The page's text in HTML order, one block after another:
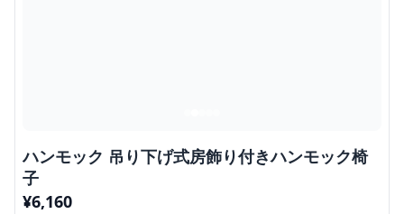
ハンモック 吊り下げ式房飾り付きハンモック椅
子
¥6,160